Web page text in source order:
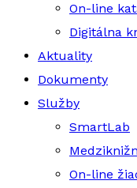
On-line
Digitálna
Aktuality
Dokumenty
Služby
SmartLab
On-line